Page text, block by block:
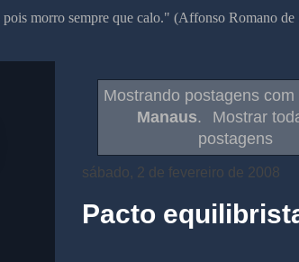
morro sempre que calo." (Affonso Romano de
Mostrando postagens com
Manaus.
Mostrar
postagens
sábado, 2 de fevereiro de 2008
Pacto